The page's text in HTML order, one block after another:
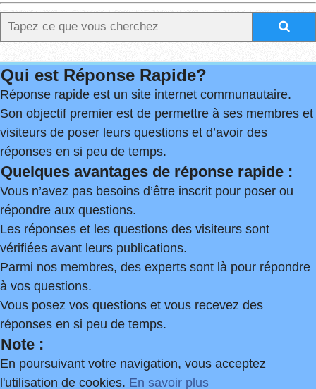
Qui est Réponse Rapide?
Réponse rapide est un site internet communautaire.
Son objectif premier est de permettre à ses membres et
visiteurs de poser leurs questions et d’avoir des
réponses en si peu de temps.
Quelques avantages de réponse rapide :
Vous n’avez pas besoins d’être inscrit pour poser ou
répondre aux questions.
Les réponses et les questions des visiteurs sont
vérifiées avant leurs publications.
Parmi nos membres, des experts sont là pour répondre
à vos questions.
Vous posez vos questions et vous recevez des
réponses en si peu de temps.
Note :
En poursuivant votre navigation, vous acceptez
l'utilisation de cookies. En savoir plus